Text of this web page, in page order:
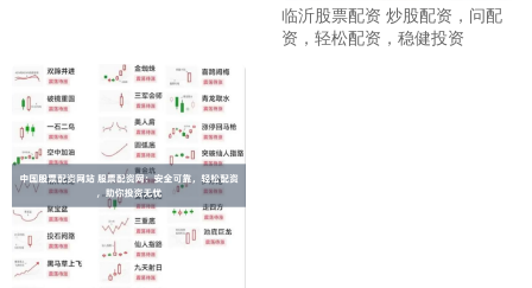
临沂股票配资 炒股配资，问配
资，轻松配资，稳健投资